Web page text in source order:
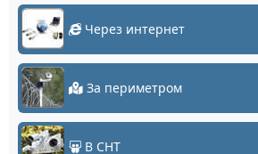
Через интернет
За периметром
В СНТ